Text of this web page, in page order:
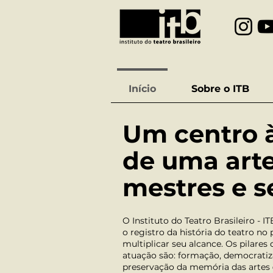
Início Sobre o ITB
Um centro
de uma
mestres e
O Instituto do Teatro Brasileiro -
o registro da história do teatro no
multiplicar seu alcance. Os pilares
atuação são: formação,
preservação da memória das artes